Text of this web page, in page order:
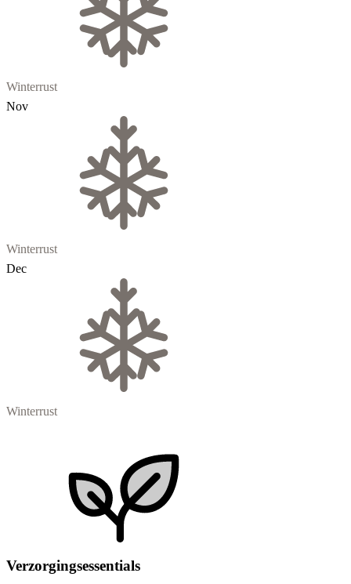
Winterrust
Nov
Winterrust
Dec
Winterrust
Verzorgingsessentials